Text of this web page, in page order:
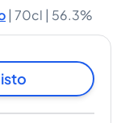
| 70cl | 56.3%